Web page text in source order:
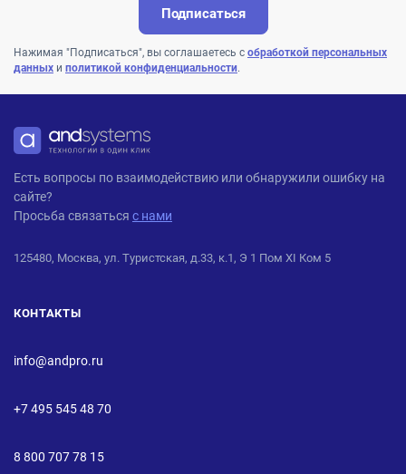
Подписаться
Нажимая "Подписаться", вы соглашаетесь с обработкой персональных
данных и политикой конфиденциальности.
ANDPRO
Есть вопросы по взаимодействию или обнаружили ошибку на
сайте?
Просьба связаться с нами
125480, Москва, ул. Туристская, д.33, к.1, Э 1 Пом XI Ком 5
КОНТАКТЫ
info@andpro.ru
+7 495 545 48 70
8 800 707 78 15